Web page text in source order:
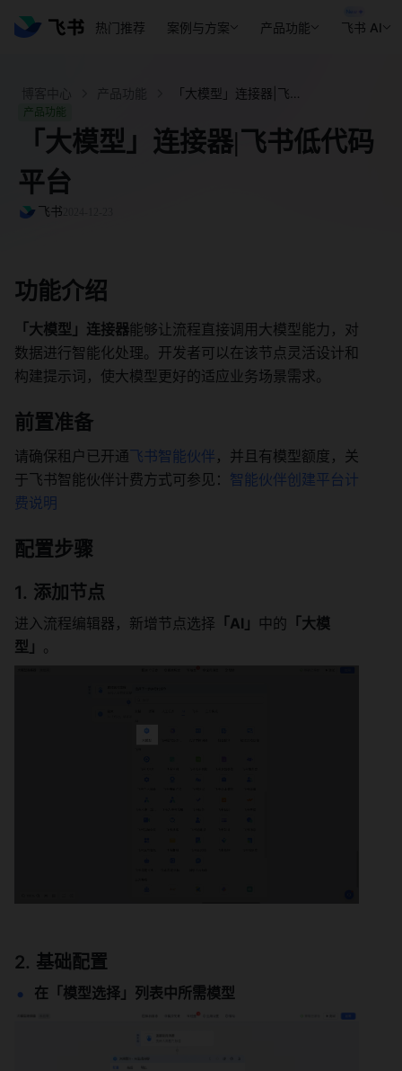
热门推荐 案例与方案 产品功能 飞书 AI
产品功能
「大模型」连接器|飞书低代码
平台
飞书
功能介绍
「大模型」连接器能够让流程直接调用大模型能力，对
数据进行智能化处理。开发者可以在该节点灵活设计和
构建提示词，使大模型更好的适应业务场景需求。
前置准备
请确保租户已开通飞书智能伙伴 ，并且有模型额度，关
于飞书智能伙伴计费方式可参见： 智能伙伴创建平台计
费说明
配置步骤
添加节点
进入流程编辑器，新增节点选择 「AI」 中的 「大模
型」 。
基础配置
在「模型选择」列表中所需模型